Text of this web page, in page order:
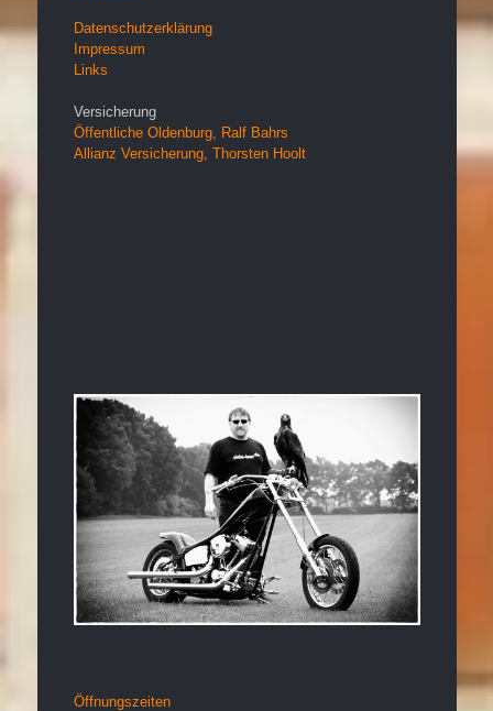
Datenschutzerklärung
Impressum
Links
Versicherung
Öffentliche Oldenburg, Ralf Bahrs
Allianz Versicherung, Thorsten Hoolt
Öffnungszeiten